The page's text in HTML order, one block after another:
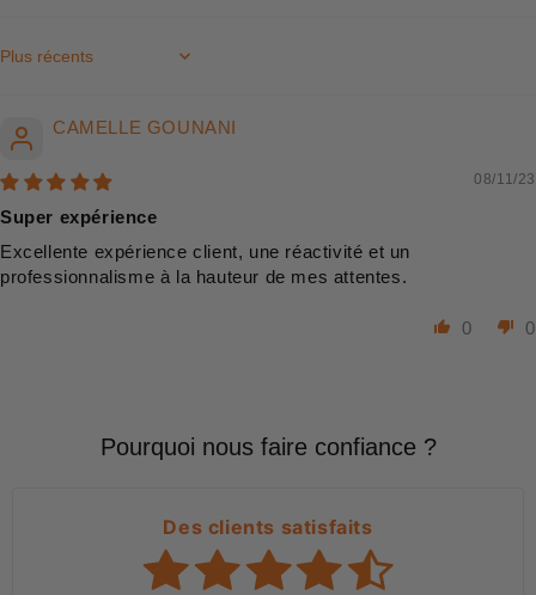
Sort by
CAMELLE GOUNANI
08/11/23
Super expérience
Excellente expérience client, une réactivité et un
professionnalisme à la hauteur de mes attentes.
0 0
Pourquoi nous faire confiance ?
Des clients satisfaits